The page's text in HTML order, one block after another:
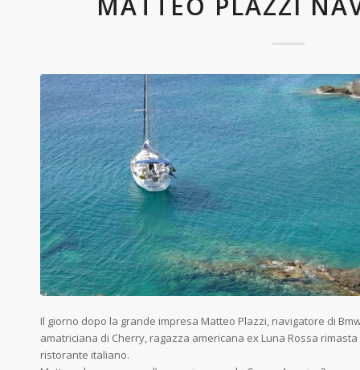
Il giorno dopo la grande impresa Matteo Plazzi, navigatore di
amatriciana di Cherry, ragazza americana ex Luna Rossa
ristorante italiano.